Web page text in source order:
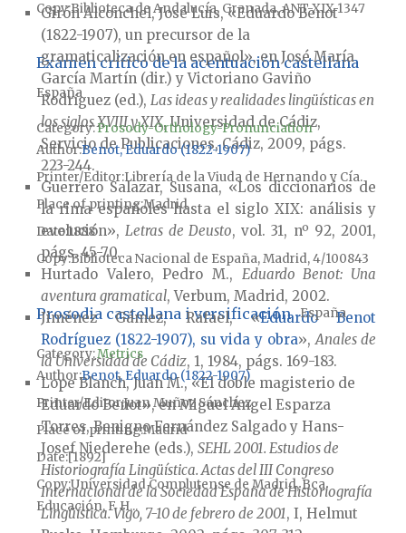
Girón Alconchel, José Luis, «Eduardo Benot
(1822-1907), un precursor de la
gramaticalización en español», en José María
García Martín (dir.) y Victoriano Gaviño
Rodríguez (ed.), Las ideas y realidades lingüísticas en
los siglos XVIII y XIX, Universidad de Cádiz,
Servicio de Publicaciones, Cádiz, 2009, págs.
223-244.
Guerrero Salazar, Susana, «Los diccionarios de
la rima españoles hasta el siglo XIX: análisis y
evolución»,Letras de Deusto, vol. 31, nº 92, 2001,
págs. 45-70.
Hurtado Valero, Pedro M., Eduardo Benot: Una
aventura gramatical, Verbum, Madrid, 2002.
Jiménez Gámez, Rafael, «Eduardo Benot
Rodríguez (1822-1907), su vida y obra»,Anales de
la Universidad de Cádiz, 1, 1984, págs. 169-183.
Lope Blanch, Juan M.,«El doble magisterio de
Eduardo Benot», en Miguel Ángel Esparza
Torres, Benigno Fernández Salgado y Hans-
Josef Niederehe (eds.), SEHL 2001. Estudios de
Historiografía Lingüística. Actas del III Congreso
Internacional de la Sociedad España de Historiografía
Lingüística. Vigo, 7-10 de febrero de 2001, I, Helmut
CopyBiblioteca de Andalucía, Granada, ANT-XIX-1347
Examen crítico de la acentuación castellana
España
Category:Prosody-Orthology-Pronunciation
AuthorBenot, Eduardo (1822-1907)
Printer/Editor Librería de la Viuda de Hernando y Cía.
Place of printingMadrid
Date1888
CopyBiblioteca Nacional de España, Madrid, 4/100843
Prosodia castellana i versificación España
Category:Metrics
Author Benot, Eduardo (1822-1907)
Printer/EditorJuan Muñoz Sánchez
Place of printingMadrid
Date[1892]
CopyUniversidad Complutense de Madrid, Bca.
Educación, F. H...